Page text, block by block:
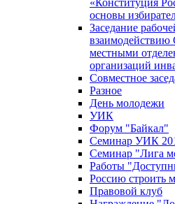
«Конституция
основы
Заседание
местными
организаций
Совместное
Разное
День молодежи
УИК
Форум "Байкал"
Семинар УИК
Семинар "Лига
Работы
Россию строить
Правовой клуб